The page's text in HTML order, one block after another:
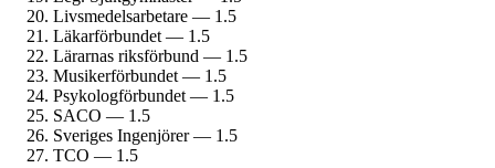
Livsmedels­arbetare — 1.5
Läkarförbundet — 1.5
Lärarnas riksförbund — 1.5
Musiker­förbundet — 1.5
Psykolog­förbundet — 1.5
SACO — 1.5
Sveriges Ingenjörer — 1.5
TCO — 1.5